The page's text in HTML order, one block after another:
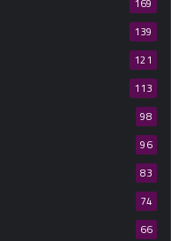
139
121
113
98
96
83
74
66